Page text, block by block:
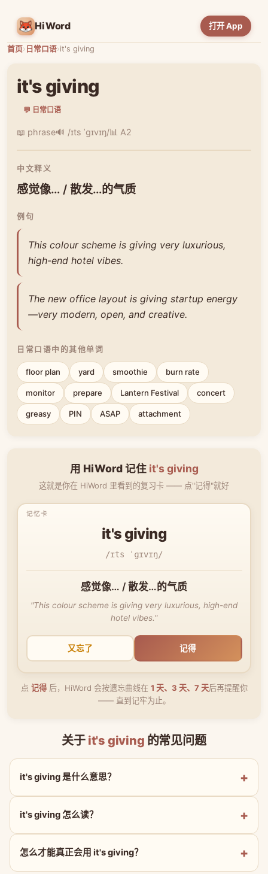
HiWord 打开 App
首页› 日常口语›it's giving
it's giving
💬 日常口语
📖 phrase🔊 /ɪts ˈɡɪvɪŋ/📊 A2
中文释义
感觉像… / 散发…的气质
例句
This colour scheme is giving very luxurious,
high-end hotel vibes.
The new office layout is giving startup energy
—very modern, open, and creative.
日常口语中的其他单词
floor plan yard smoothie burn rate
monitor prepare Lantern Festival concert
greasy PIN ASAP attachment
用 HiWord 记住 it's giving
这就是你在 HiWord 里看到的复习卡 —— 点"记得"就好
it's giving
/ɪts ˈɡɪvɪŋ/
感觉像… / 散发…的气质
"This colour scheme is giving very luxurious, high-end
hotel vibes."
又忘了 记得
点 记得后，HiWord 会按遗忘曲线在 1 天、3 天、7 天后再提醒你
—— 直到记牢为止。
关于 it's giving 的常见问题
it's giving 是什么意思？
it's giving 怎么读？
怎么才能真正会用 it's giving？